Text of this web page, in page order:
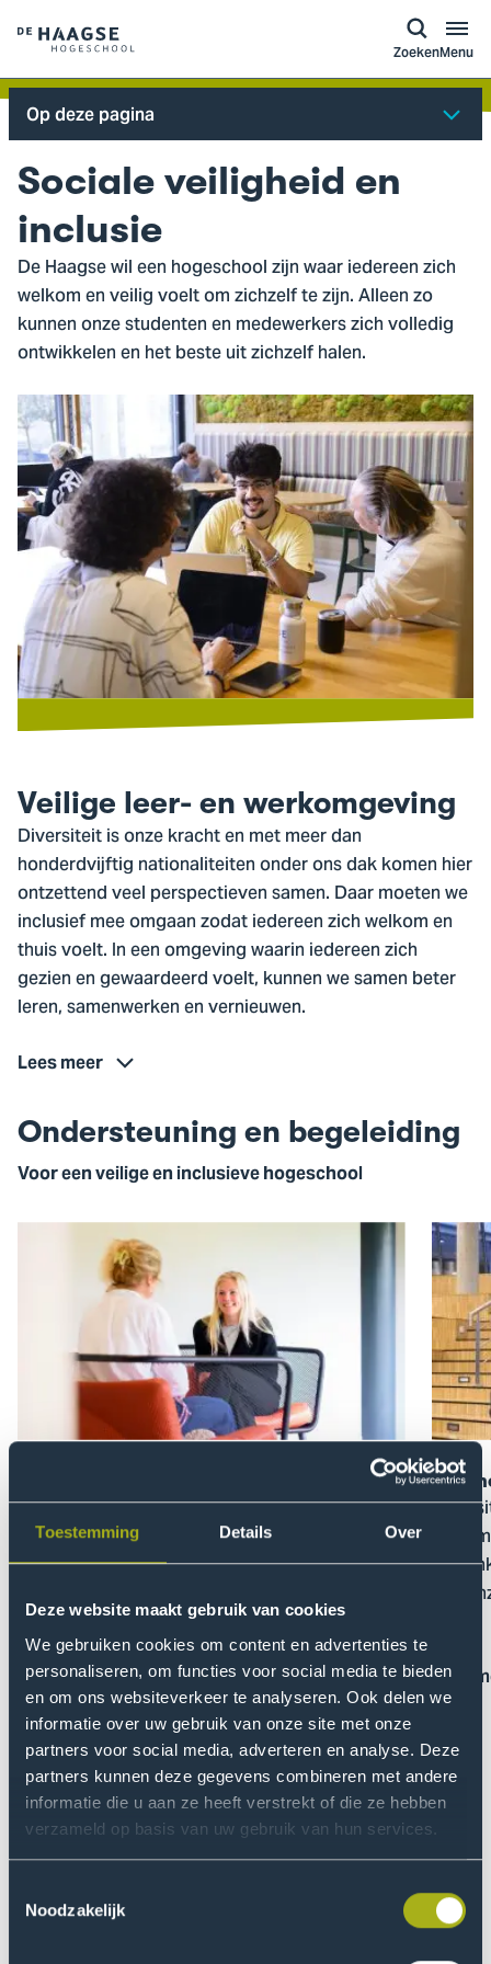
Toestemming Details Over
Deze website maakt gebruik van cookies
We gebruiken cookies om content en advertenties te
personaliseren, om functies voor social media te bieden
en om ons websiteverkeer te analyseren. Ook delen we
informatie over uw gebruik van onze site met onze
partners voor social media, adverteren en analyse. Deze
partners kunnen deze gegevens combineren met andere
informatie die u aan ze heeft verstrekt of die ze hebben
verzameld op basis van uw gebruik van hun services.
Noodzakelijk
Logo
van
De
Haagse
Hogeschool,
ga
naar
de
homepagina
ZoekenMenu
Op deze pagina
Sociale veiligheid en
inclusie
De Haagse wil een hogeschool zijn waar iedereen zich
welkom en veilig voelt om zichzelf te zijn. Alleen zo
kunnen onze studenten en medewerkers zich volledig
ontwikkelen en het beste uit zichzelf halen.
Veilige leer- en werkomgeving
Diversiteit is onze kracht en met meer dan
honderdvijftig nationaliteiten onder ons dak komen hier
ontzettend veel perspectieven samen. Daar moeten we
inclusief mee omgaan zodat iedereen zich welkom en
thuis voelt. In een omgeving waarin iedereen zich
gezien en gewaardeerd voelt, kunnen we samen beter
leren, samenwerken en vernieuwen.
Lees meer
Ondersteuning en begeleiding
Voor een veilige en inclusieve hogeschool
Vertrouwenspersoon
Heb je binnen De Haagse Hogeschool te maken
met ongewenst gedrag? Neem contact op met
een van de vertrouwenspersonen.
Laagdrempelig, veilig en zonder oordeel.
Lees meer
Ga
naar
Een
Een
aan
Lees
Toon
vorige
slide
Ongewenst gedrag
Het kan helaas gebeuren dat je te maken krijgt met
ongewenst gedrag. Wij vinden het belangrijk om dit op
de juiste manier met elkaar op te lossen. Op een veilige